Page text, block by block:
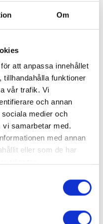
Om
att anpassa innehållet
tillhandahålla funktioner
vår trafik. Vi
och annan
medier och
vi samarbetar med.
med annan
eller som de har
men jag kunde
Arvikafestivalen.
dit själv.
var 15 vann hon
med en
en biljett till